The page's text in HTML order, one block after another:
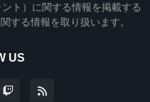
ト）に関する情報を掲載する
する情報を取り扱います。
US